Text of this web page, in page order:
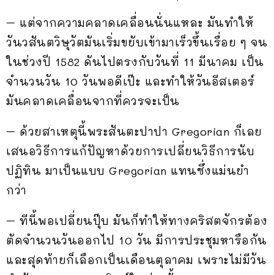
– แต่จากความคลาดเคลื่อนนั่นแหละ มันทำให้
วันวสันตวิษุวัตมันเริ่มขยับเข้ามาเร็วขึ้นเรื่อย ๆ จน
ในช่วงปี 1582 ดันไปตรงกับวันที่ 11 มีนาคม เป็น
จำนวนวัน 10 วันพอดีเป๊ะ และทำให้วันอีสเตอร์
มันคลาดเคลื่อนจากที่ควรจะเป็น
– ด้วยสาเหตุนี้พระสันตะปาปา Gregorian ก็เลย
เสนอวิธีการแก้ปัญหาด้วยการเปลี่ยนวิธีการนับ
ปฏิทิน มาเป็นแบบ Gregorian แทนซึ่งแม่นยำ
กว่า
– ทีนี้พอเปลี่ยนปุ๊บ มันก็ทำให้ทางคริสตจักรต้อง
ตัดจำนวนวันออกไป 10 วัน มีการประชุมหารือกัน
และสุดท้ายก็เลือกเป็นเดือนตุลาคม เพราะไม่มีวัน